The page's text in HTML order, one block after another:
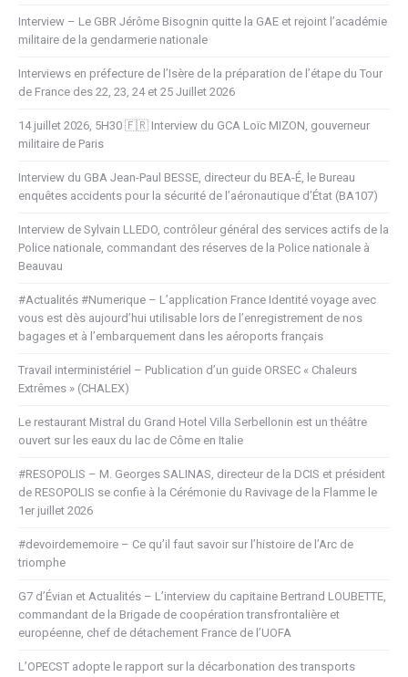
Interview – Le GBR Jérôme Bisognin quitte la GAE et rejoint l’académie
militaire de la gendarmerie nationale
Interviews en préfecture de l’Isère de la préparation de l’étape du Tour
de France des 22, 23, 24 et 25 Juillet 2026
14 juillet 2026, 5H30 🇫🇷 Interview du GCA Loïc MIZON, gouverneur
militaire de Paris
Interview du GBA Jean-Paul BESSE, directeur du BEA-É, le Bureau
enquêtes accidents pour la sécurité de l’aéronautique d’État (BA107)
Interview de Sylvain LLEDO, contrôleur général des services actifs de la
Police nationale, commandant des réserves de la Police nationale à
Beauvau
#Actualités #Numerique – L’application France Identité voyage avec
vous est dès aujourd’hui utilisable lors de l’enregistrement de nos
bagages et à l’embarquement dans les aéroports français
Travail interministériel – Publication d’un guide ORSEC « Chaleurs
Extrêmes » (CHALEX)
Le restaurant Mistral du Grand Hotel Villa Serbellonin est un théâtre
ouvert sur les eaux du lac de Côme en Italie
#RESOPOLIS – M. Georges SALINAS, directeur de la DCIS et président
de RESOPOLIS se confie à la Cérémonie du Ravivage de la Flamme le
1er juillet 2026
#devoirdememoire – Ce qu’il faut savoir sur l’histoire de l’Arc de
triomphe
G7 d’Évian et Actualités – L’interview du capitaine Bertrand LOUBETTE,
commandant de la Brigade de coopération transfrontalière et
européenne, chef de détachement France de l’UOFA
L’OPECST adopte le rapport sur la décarbonation des transports